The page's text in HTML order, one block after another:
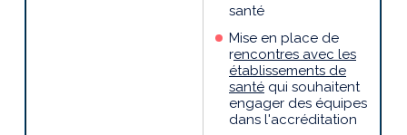
santé
Mise en place de
rencontres avec les
établissements de
santé qui souhaitent
engager des équipes
dans l'accréditation